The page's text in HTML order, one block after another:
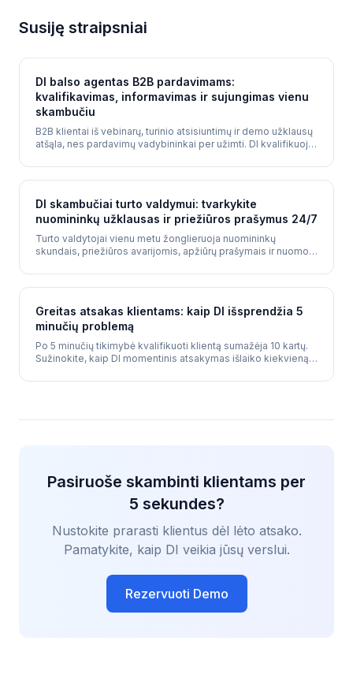
Susiję straipsniai
DI balso agentas B2B pardavimams:
kvalifikavimas, informavimas ir sujungimas vienu
skambučiu
B2B klientai iš vebinarų, turinio atsisiuntimų ir demo užklausų
atšąla, nes pardavimų vadybininkai per užimti. DI kvalifikuoja
kontekstu ir sujungia juos su potencialiu klientu - viskas
vienu skambučiu.
DI skambučiai turto valdymui: tvarkykite
nuomininkų užklausas ir priežiūros prašymus 24/7
Turto valdytojai vienu metu žonglieruoja nuomininkų
skundais, priežiūros avarijomis, apžiūrų prašymais ir nuomos
Greitas atsakas klientams: kaip DI išsprendžia 5
minučių problemą
Po 5 minučių tikimybė kvalifikuoti klientą sumažėja 10 kartų.
Sužinokite, kaip DI momentinis atsakymas išlaiko kiekvieną
Pasiruoše skambinti klientams per
5 sekundes?
Nustokite prarasti klientus dėl lėto atsako.
Pamatykite, kaip DI veikia jūsų verslui.
Rezervuoti Demo